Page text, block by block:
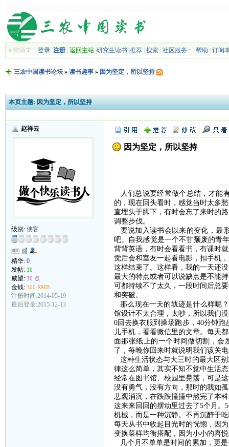
»您尚未 登录 注册| 返回主站| 研究生读书| 推荐| 搜索| 社区服务 帮助 订阅
三农中国读书论坛» 读书趣事» 因为坚定，所以坚持
本页主题: 因为坚定，所以坚持
赵祥云
级别: 侠客
精华: 0
发帖: 30
威望: 30 点
金钱: 300 RMB
注册时间:2014-05-19
最后登录:2015-12-13
因为坚定，所以坚持
人们总说要经常做个总结，才能
的，现在回头看时，感觉当时太多
直埋头于脚下，有时会忘了来时的
调整步伐。
要说加入读书会以来的变化，最
吧。自我感觉是一个不甘颓废的青
背背英语，有时会看看书，有课时
觉后会和室友一起看电影，扣手机
这样结束了。这样看，我的一天还
最大的特点或者可以说缺点是不能
可都持续不了太久，一段时间后总
和突破。
那么现在一天的轨迹是什么样呢
馆设计不太合理，太吵，所以我们
0回去换衣服到操场跑步， 40分钟跑
儿手机，看看微信里的文章。每天
面那张纸上的一个时间做切割，会
了，每晚你回来时就说明我们该关
这种生活状态与大三时的最大区
律这么简单，其实不知不觉中生活
经常在图书馆、校园里晃荡，可是
没有勇气，没有方向，那时的我如
悲观消沉，在跌跌撞撞中熬完了本
这来来回回的摆动里过去了5个月。5
机械，而是一种沉静。不再沉醉于
每天从书中收起目光时的恍惚，因
变换菜样均衡搭配，因为小小的喜
几个月不单单是时间的累加，更